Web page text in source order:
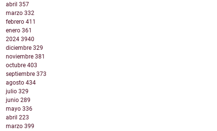
abril 357
marzo 332
febrero 411
enero 361
2024 3940
diciembre 329
noviembre 381
octubre 403
septiembre 373
agosto 434
julio 329
junio 289
mayo 336
abril 223
marzo 399